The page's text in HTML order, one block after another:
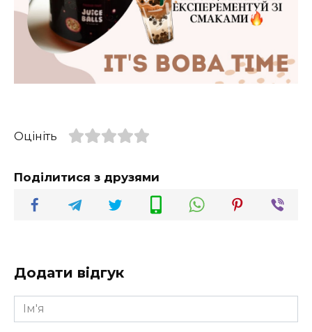
Оцініть
Поділитися з друзями
Додати відгук
Ім'я
*